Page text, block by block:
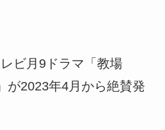
ビ月9ドラマ「教場
が2023年4月から絶賛発